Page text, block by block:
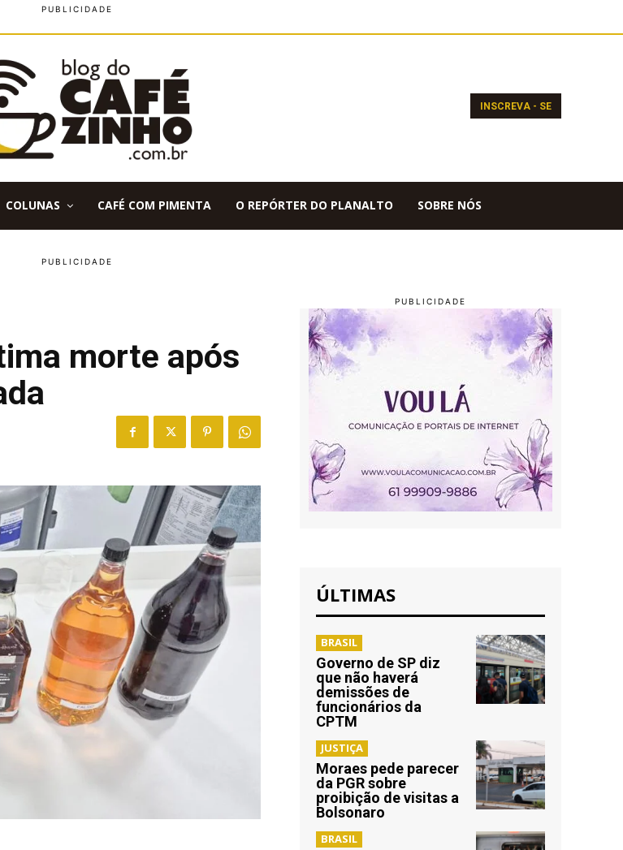
INSCREVA - SE
COLUNAS CAFÉ COM PIMENTA O REPÓRTER DO PLANALTO SOBRE NÓS
morte após
ÚLTIMAS
BRASIL
Governo de SP diz
que não haverá
demissões de
funcionários da
CPTM
JUSTIÇA
Moraes pede parecer
da PGR sobre
proibição de visitas a
Bolsonaro
BRASIL